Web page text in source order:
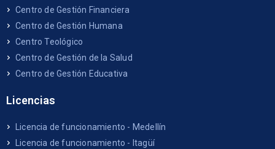
Centro de Gestión Financiera
Centro de Gestión Humana
Centro Teológico
Centro de Gestión de la Salud
Centro de Gestión Educativa
Licencias
Licencia de funcionamiento - Medellín
Licencia de funcionamiento - Itagüí